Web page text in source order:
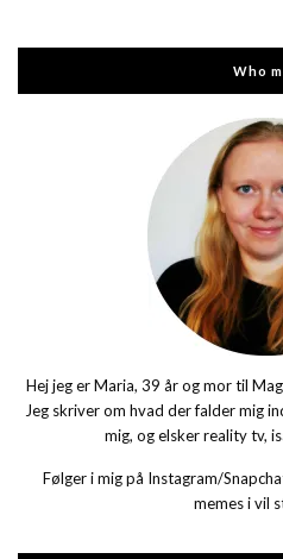
Who
Hej jeg er Maria, 39 år og mor til
Jeg skriver om hvad der falder mig
mig, og elsker reality tv,
Følger i mig på Instagram/
memes i vil